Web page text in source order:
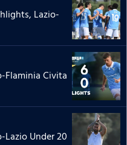
Lazio-
Flaminia Civita
Under 20